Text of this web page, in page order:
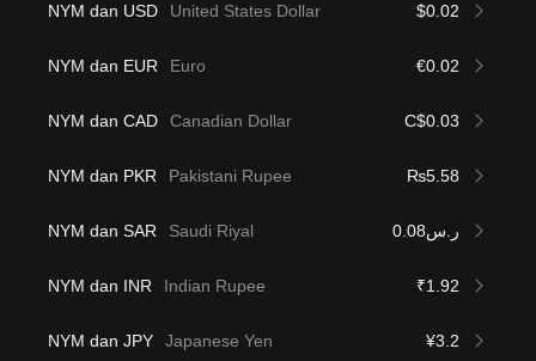
NYM dan USD United States Dollar $0.02
NYM dan EUR Euro €0.02
NYM dan CAD Canadian Dollar C$0.03
NYM dan PKR Pakistani Rupee ₨5.58
NYM dan SAR Saudi Riyal ر.س0.08
NYM dan INR Indian Rupee ₹1.92
NYM dan JPY Japanese Yen ¥3.2